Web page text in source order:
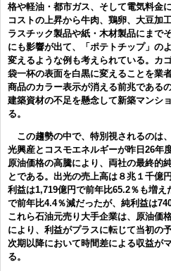
格や軽油・都市ガス、そして電気料金
コストの上昇から牛肉、鶏卵、大豆加
ラスチック製品や紙・木材製品にまで
にも影響が出て、「ポテトチップ」の
変えるような例も考えられている。カ
袋一杯の表面を白黒に変えることを業
商品のカラー表示が消える前兆である
建築資材の不足を懸念して新築マンシ
る。
この趨勢の中で、特別視されるのは
光興産とコスモエネルギーが昨日26年
原油価格の高騰により、両社の最終的
とである。出光の売上高は８兆１千億
利益は1,719億円で前年比65.2％も増
で前年比4.4％減だったが、純利益は
これら石油元売り大手企業は、原油価
により、利益がプラスに転じて当初の
次期以降において時間差による収益が
る。